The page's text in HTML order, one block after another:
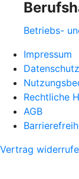
Betriebs-
Impressum
Datenschutz
Rechtliche
AGB
Vertrag